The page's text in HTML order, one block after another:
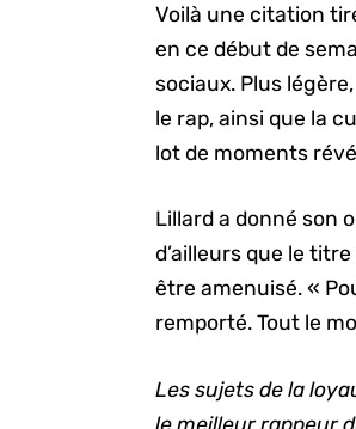
Voilà une citation
en ce début de
sociaux. Plus
le rap, ainsi que la
lot de moments
Lillard a donné son
d’ailleurs que le
être amenuisé. «
remporté. Tout le
Les sujets de la
le meilleur rappeur